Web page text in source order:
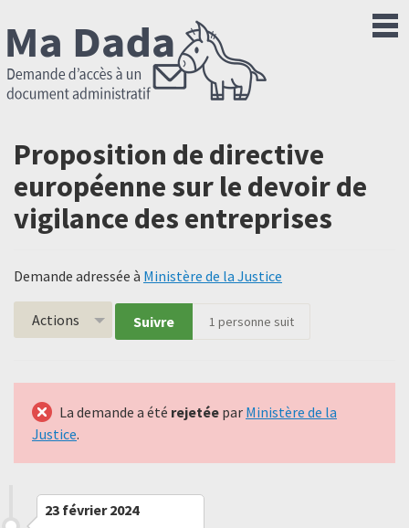
Proposition de directive
européenne sur le devoir de
vigilance des entreprises
Demande adressée à Ministère de la Justice
Actions Suivre 1 personne suit
La demande a été rejetée par Ministère de la
Justice.
23 février 2024